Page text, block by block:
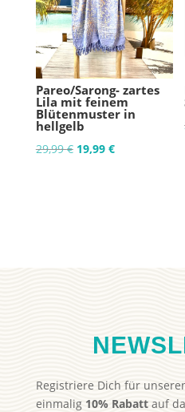
Pareo/Sarong- zartes
Lila mit feinem
Blütenmuster in
hellgelb
29,99€ Ursprünglicher
19,99 €Aktueller
Registriere Dich für
einmalig 10% Rabattauf